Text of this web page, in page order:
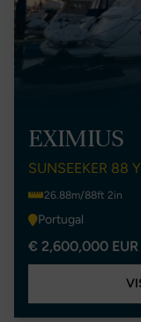
EXIMIUS
SUNSEEKER 88
26.88m/88ft 2in
Portugal
€ 2,600,000 EUR